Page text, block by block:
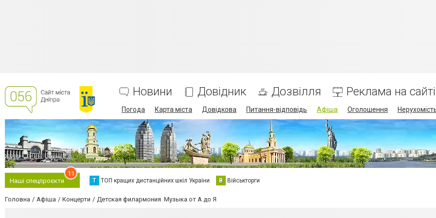
Новини Довідник Дозвілля Реклама на сайті
Погода Карта міста Довідкова Питання-відповідь Афіша Оголошення
Наші спецпроєкти
11
Т ТОП кращих дистанційних шкіл України В Військторги
Головна Афіша Концерти Детская филармония. Музыка от А до Я